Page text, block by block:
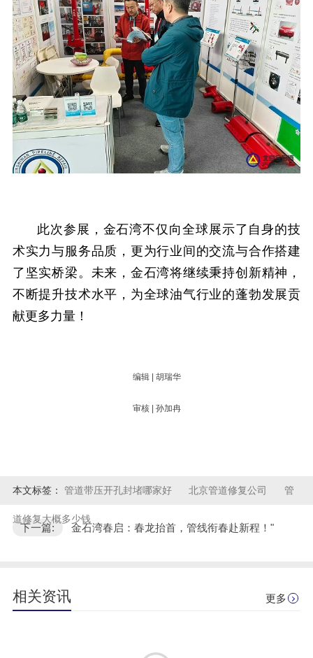
此次参展，金石湾不仅向全球展示了自身的技
术实力与服务品质，更为行业间的交流与合作搭建
了坚实桥梁。未来，金石湾将继续秉持创新精神，
不断提升技术水平，为全球油气行业的蓬勃发展贡
献更多力量！
编辑 | 胡瑞华
审核 | 孙加冉
本文标签： 管道带压开孔封堵哪家好 北京管道修复公司 管
道修复大概多少钱
下一篇: 金石湾春启：春龙抬首，管线衔春赴新程！"
相关资讯 更多